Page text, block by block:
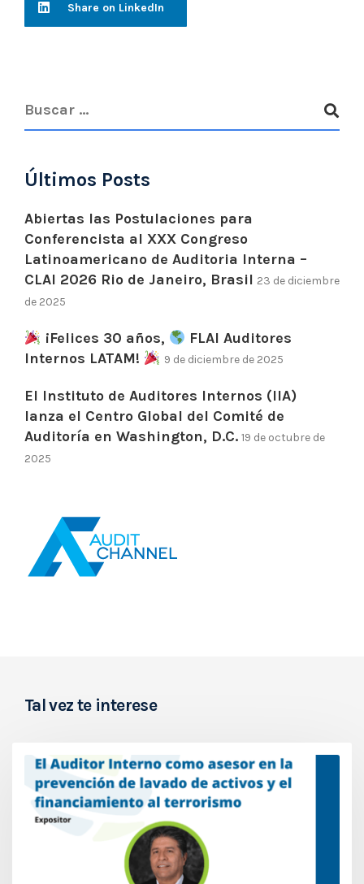
Share on LinkedIn
Últimos Posts
Abiertas las Postulaciones para
Conferencista al XXX Congreso
Latinoamericano de Auditoria Interna –
CLAI 2026 Rio de Janeiro, Brasil 23 de diciembre
de 2025
¡Felices 30 años,
FLAI Auditores
Internos LATAM!
9 de diciembre de 2025
El Instituto de Auditores Internos (IIA)
lanza el Centro Global del Comité de
Auditoría en Washington, D.C. 19 de octubre de
2025
Tal vez te interese